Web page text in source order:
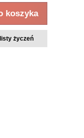
koszyka
życzeń